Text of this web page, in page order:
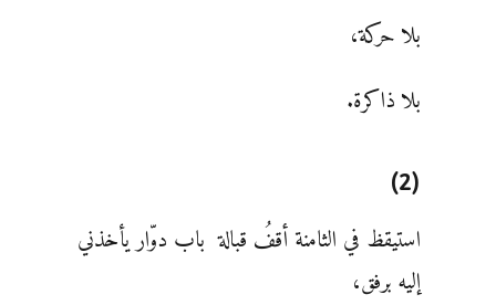
بلا حركة،
بلا ذاكرة.
(2)
استيقظ في الثامنة أقفُ قبالة باب دوّار يأخذني
إليه برفق،